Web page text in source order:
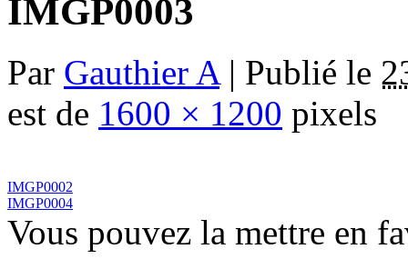
IMGP0003
Par Gauthier A | Publié le
est de 1600 × 1200 pixels
IMGP0002
IMGP0004
Vous pouvez la mettre en